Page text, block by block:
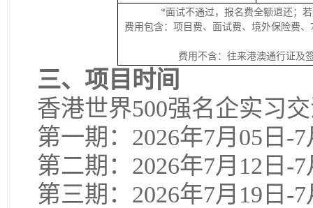
*面试不通过，报名费全额退还；
费用包含：项目费、面试费、境外保险费
费用不含：往来港澳通行证及
三、项目时间
香港世界500强名企实习
第一期：2026年7月05日-7
第二期：2026年7月12日-7
第三期：2026年7月19日-7